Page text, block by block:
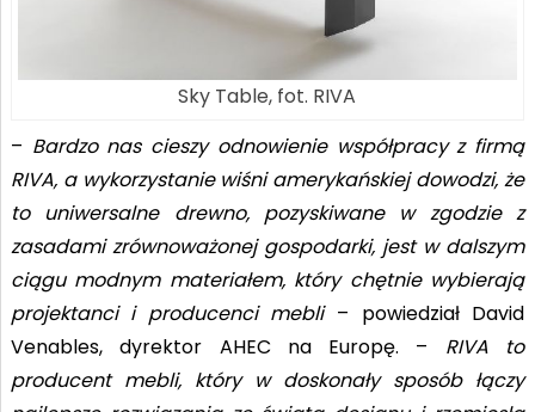
Sky Table, fot. RIVA
– Bardzo nas cieszy odnowienie współpracy z firmą
RIVA, a wykorzystanie wiśni amerykańskiej dowodzi, że
to uniwersalne drewno, pozyskiwane w zgodzie z
zasadami zrównoważonej gospodarki, jest w dalszym
ciągu modnym materiałem, który chętnie wybierają
projektanci i producenci mebli– powiedział David
Venables, dyrektor AHEC na Europę. – RIVA to
producent mebli, który w doskonały sposób łączy